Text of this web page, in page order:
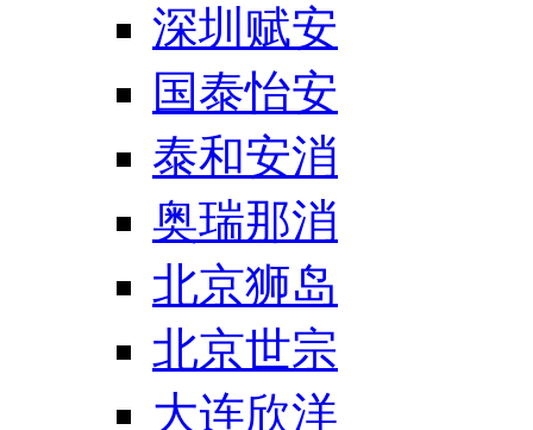
深圳赋安
国泰怡安
泰和安消
奥瑞那消
北京狮岛
北京世宗
大连欣洋